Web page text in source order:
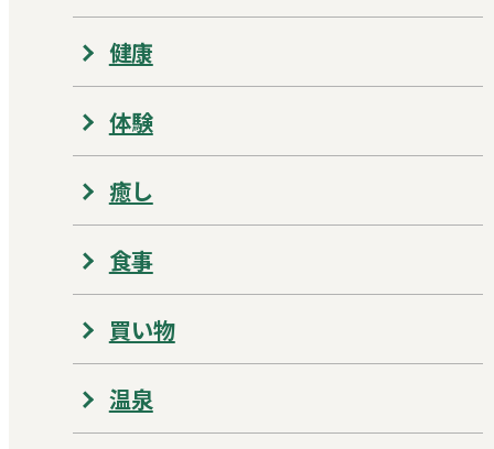
健康
体験
癒し
食事
買い物
温泉